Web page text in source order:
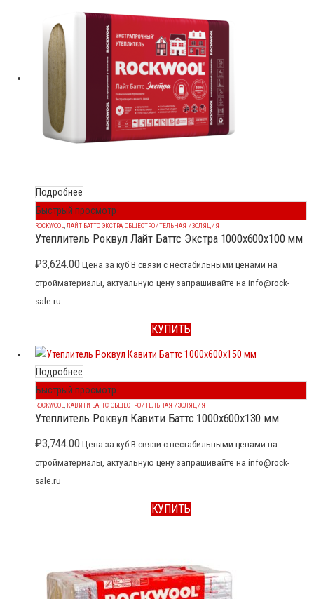
Подробнее
Быстрый просмотр
ROCKWOOL ЛАЙТ БАТТС ЭКСТРА ОБЩЕСТРОИТЕЛЬНАЯ ИЗОЛЯЦИЯ
Утеплитель Роквул Лайт Баттс Экстра 1000x600x100 мм
₽3,624.00 Цена за куб В связи с нестабильными ценами на
стройматериалы, актуальную цену запрашивайте на info@rock-
sale.ru
КУПИТЬ
Подробнее
Быстрый просмотр
ROCKWOOL, КАВИТИ БАТТС,ОБЩЕСТРОИТЕЛЬНАЯ ИЗОЛЯЦИЯ
Утеплитель Роквул Кавити Баттс 1000x600x130 мм
₽3,744.00 Цена за куб В связи с нестабильными ценами на
стройматериалы, актуальную цену запрашивайте на info@rock-
sale.ru
КУПИТЬ